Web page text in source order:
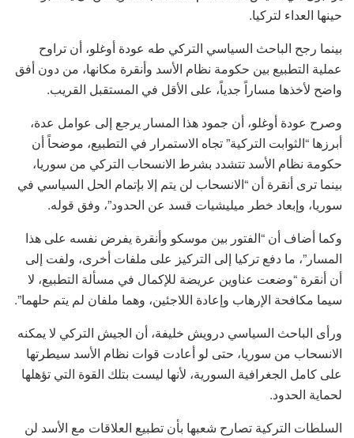
حينها العداء لتركيا.
بينما رجح الباحث السياسي التركي طه عودة أوغلو، أن تراوح
عملية التطبيع بين حكومة نظام الأسد وأنقرة مكانها، من دون أفق
واضح لأخذها مساراً جدياً، على الأقل في المستقبل القريب.
وصرح عودة أوغلو، أن جمود هذا المسار يرجع إلى عوامل عدة،
أبرزها “الثوابت التركية” تجاه الاستمرار في التطبيع، موضحاً أن
حكومة نظام الأسد تتشدد بشرط الانسحاب التركي من سوريا،
بينما ترى أنقرة أن “الانسحاب لن يتم إلا بإتمام الحل السياسي في
سوريا، وإبعاد خطر ميليشيات قسد عن الحدود”، وفق قوله.
وكما أضاف أن “الفتور بين موسكو وأنقرة يفرض نفسه على هذا
المسار”، ما دفع تركيا إلى التركيز على ملفات أخرى، ولفت إلى
أن أنقرة “وضعت عناوين عريضة للإكمال في مسألة التطبيع، لا
سيما مكافحة الإرهاب وإعادة اللاجئين، وهما ملفان لم يتم حلهما”.
ورأى الباحث السياسي درويش خليفة، أن الجيش التركي لا يمكنه
الانسحاب من سوريا، حتى لو أعادت قوات نظام الأسد سيطرتها
على كامل الجغرافية السورية، لأنها ليست بتلك القوة التي تؤهلها
لحماية الحدود.
السلطات التركية تصارح شعبها بأن تطبيع العلاقات مع الأسد لن